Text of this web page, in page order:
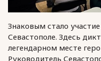
Знаковым стало
Севастополе. Здесь
легендарном месте
Руководитель